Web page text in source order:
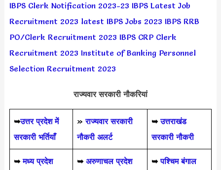
IBPS Clerk Notification 2023-23 IBPS Latest Job
Recruitment 2023 latest IBPS Jobs 2023 IBPS RRB
PO/Clerk Recruitment 2023 IBPS CRP Clerk
Recruitment 2023 Institute of Banking Personnel
Selection Recruitment 2023
राज्यवार सरकारी नौकरियां
➥उत्तर प्रदेश में
सरकारी भर्तियाँ
»राज्यवार सरकारी
नौकरी अलर्ट
➥ उत्तराखंड
सरकारी नौकरी
➥ मध्य प्रदेश
➥ अरुणाचल प्रदेश
➥ पश्चिम बंगाल